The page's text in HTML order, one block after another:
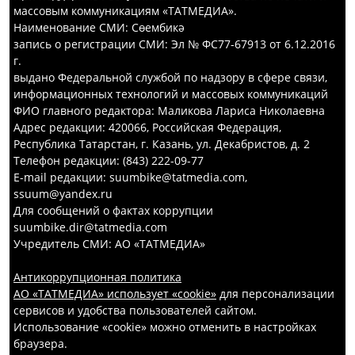
массовым коммуникациям «ТАТМЕДИА».
Наименование СМИ: Сөембикә
запись о регистрации СМИ: Эл № ФС77-67913 от 6.12.2016
г.
выдано Федеральной службой по надзору в сфере связи,
информационных технологий и массовых коммуникаций
ФИО главного редактора: Маликова Лариса Николаевна
Адрес редакции: 420066, Российская Федерация,
Республика Татарстан, г. Казань, ул. Декабристов, д. 2
Телефон редакции: (843) 222-09-77
E-mail редакции: suumbike@tatmedia.com,
ssuum@yandex.ru
Для сообщений о фактах коррупции
suumbike.dir@tatmedia.com
Учредитель СМИ: АО «ТАТМЕДИА»
Антикоррупционная политика
АО «ТАТМЕДИА» использует «cookie» для персонализации
сервисов и удобства пользователей сайтом.
Использование «cookie» можно отменить в настройках
браузера.